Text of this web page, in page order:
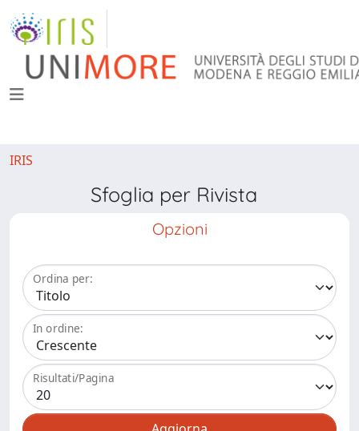
IRIS
Sfoglia per Rivista
Opzioni
Ordina per:
In ordine:
Risultati/Pagina